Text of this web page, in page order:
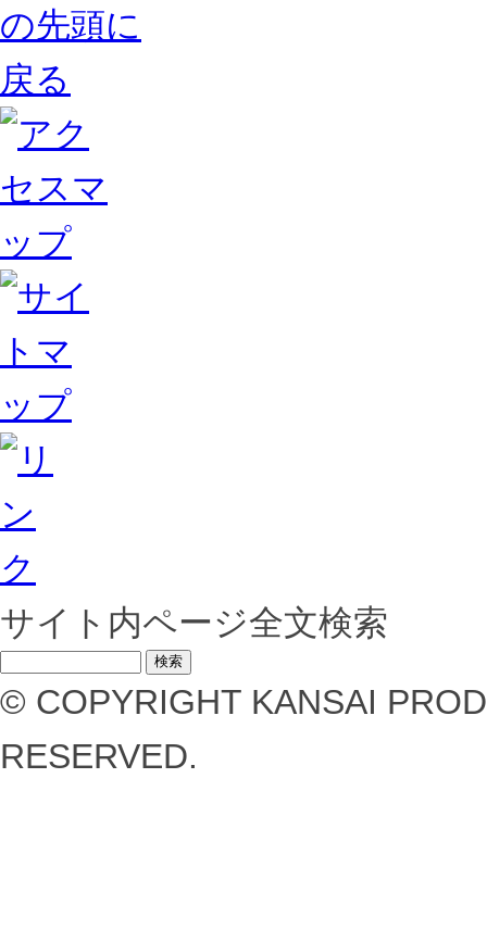
サイト内ページ全文検索
© COPYRIGHT KANSAI
RESERVED.